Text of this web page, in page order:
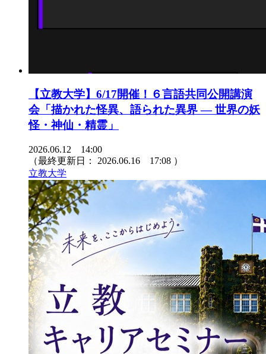
【立教大学】6/17開催！６言語共同公開講演
会「描かれた怪異、語られた異界 ― 世界の妖
怪・神仙・精霊」
2026.06.12 14:00
（最終更新日： 2026.06.16 17:08 ）
立教大学